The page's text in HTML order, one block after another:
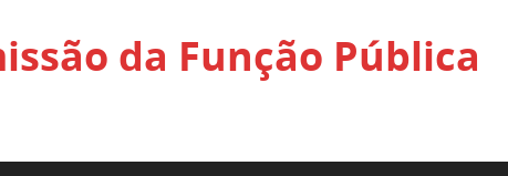
da Função Pública